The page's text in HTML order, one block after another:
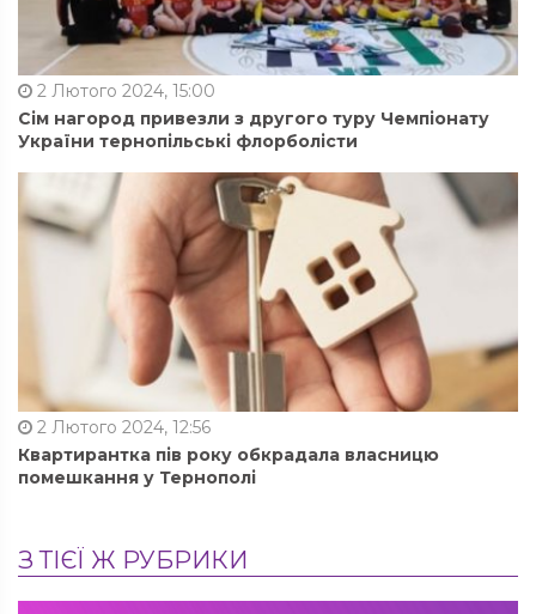
2 Лютого 2024, 15:00
Сім нагород привезли з другого туру Чемпіонату
України тернопільські флорболісти
2 Лютого 2024, 12:56
Квартирантка пів року обкрадала власницю
помешкання у Тернополі
З ТІЄЇ Ж РУБРИКИ